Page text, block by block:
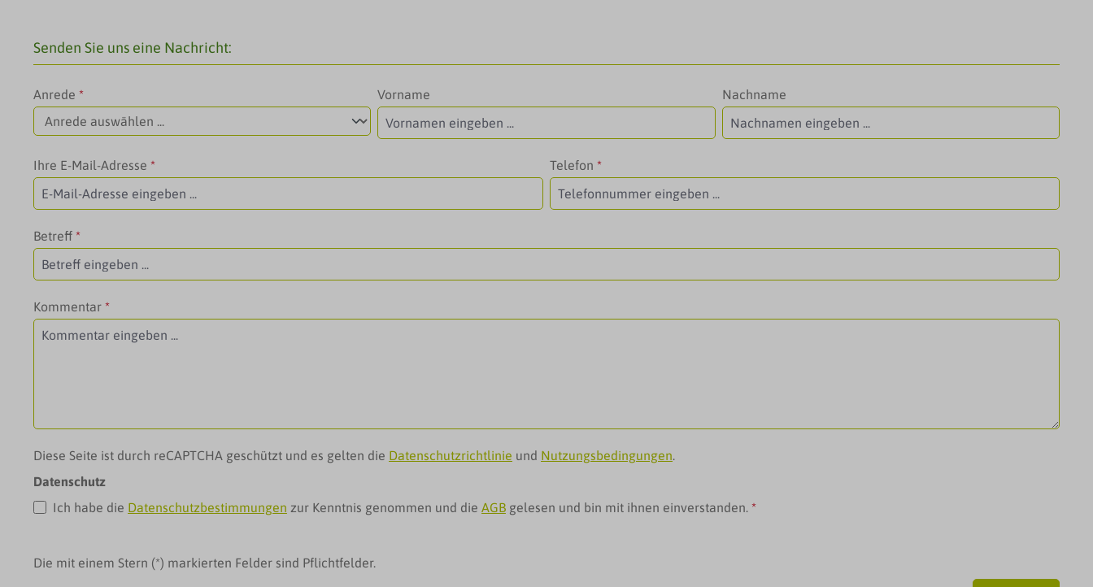
Senden Sie uns eine Nachricht:
Anrede * Vorname Nachname
Ihre E-Mail-Adresse * Telefon *
Betreff *
Kommentar *
Diese Seite ist durch reCAPTCHA geschützt und es gelten die Datenschutzrichtlinie und Nutzungsbedingungen.
Datenschutz
Ich habe die Datenschutzbestimmungen zur Kenntnis genommen und die AGB gelesen und bin mit ihnen einverstanden. *
Die mit einem Stern (*) markierten Felder sind Pflichtfelder.